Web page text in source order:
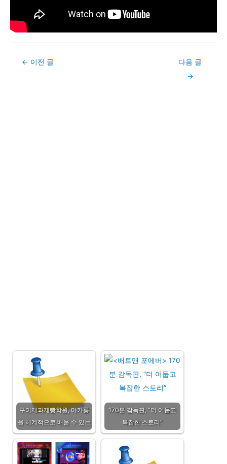
Post← 이전 글
다음 글
→
구미제과제빵학원, 마카롱
을 체계적으로 배울 수 있는
170분 감독판, “더 어둡고
복잡한 스토리”